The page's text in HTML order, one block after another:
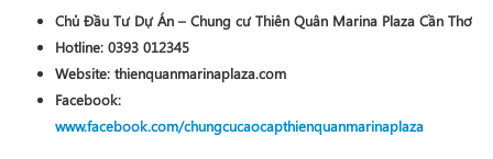
Chủ Đầu Tư Dự Án – Chung cư Thiên Quân Marina Plaza Cần Thơ
Hotline: 0393 012345
Website: thienquanmarinaplaza.com
Facebook:
www.facebook.com/chungcucaocapthienquanmarinaplaza